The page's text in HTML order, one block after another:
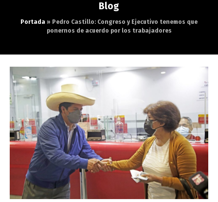
Blog
Portada » Pedro Castillo: Congreso y Ejecutivo tenemos que
ponernos de acuerdo por los trabajadores